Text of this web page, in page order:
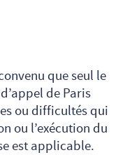
que seul le
de Paris
ou difficultés qui
ou l’exécution du
est applicable.